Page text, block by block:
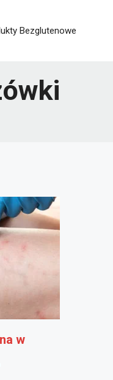
Bezglutenowe
w